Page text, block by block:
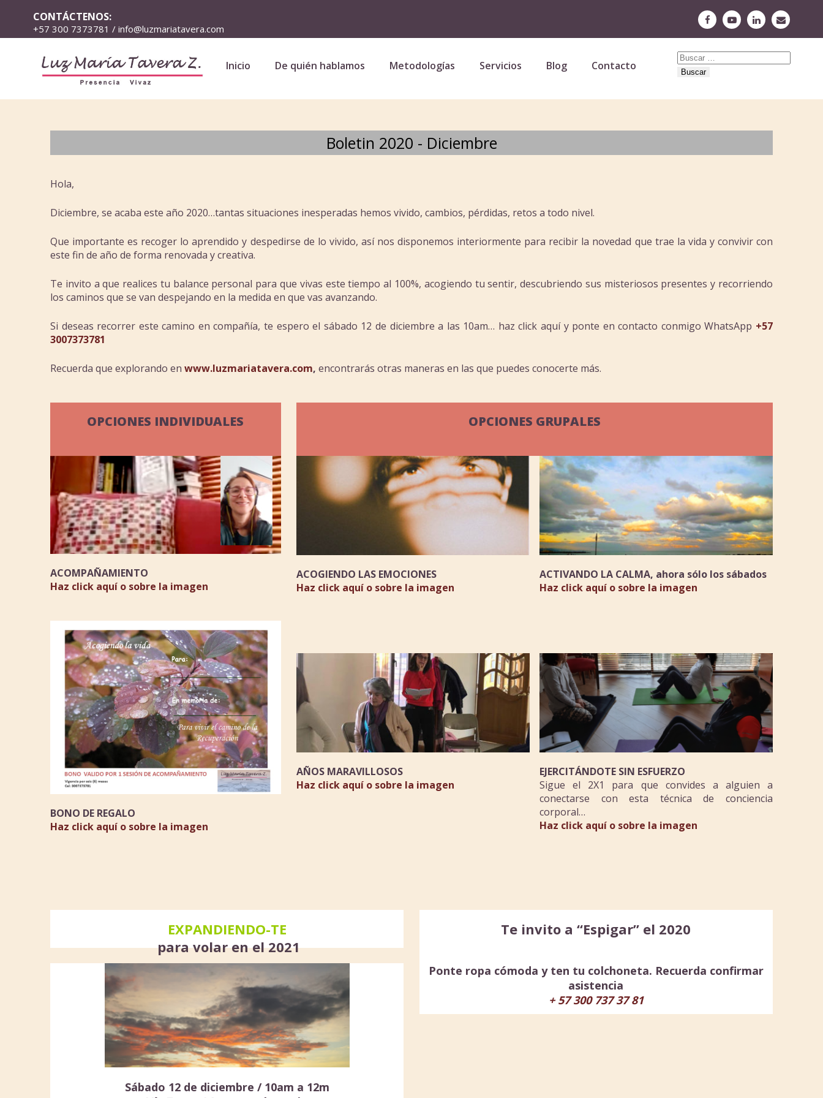
CONTÁCTENOS:
+57 300 7373781 / info@luzmariatavera.com
Inicio De quién hablamos Metodologías Servicios Blog Contacto
Buscar:
Boletin 2020 - Diciembre
Hola,
Diciembre, se acaba este año 2020…tantas situaciones inesperadas hemos vivido, cambios, pérdidas, retos a todo nivel.
Que importante es recoger lo aprendido y despedirse de lo vivido, así nos disponemos interiormente para recibir la novedad que trae la vida y convivir con
este fin de año de forma renovada y creativa.
Te invito a que realices tu balance personal para que vivas este tiempo al 100%, acogiendo tu sentir, descubriendo sus misteriosos presentes y recorriendo
los caminos que se van despejando en la medida en que vas avanzando.
Si deseas recorrer este camino en compañía, te espero el sábado 12 de diciembre a las 10am… haz click aquí y ponte en contacto conmigo WhatsApp +57
3007373781
Recuerda que explorando en www.luzmariatavera.com, encontrarás otras maneras en las que puedes conocerte más.
OPCIONES INDIVIDUALES
ACOMPAÑAMIENTO
Haz click aquí o sobre la imagen
BONO DE REGALO
Haz click aquí o sobre la imagen
OPCIONES GRUPALES
ACOGIENDO LAS EMOCIONES
Haz click aquí o sobre la imagen
ACTIVANDO LA CALMA, ahora sólo los sábados
Haz click aquí o sobre la imagen
AÑOS MARAVILLOSOS
Haz click aquí o sobre la imagen
EJERCITÁNDOTE SIN ESFUERZO
Sigue el 2X1 para que convides a alguien a
conectarse con esta técnica de conciencia
corporal…
Haz click aquí o sobre la imagen
EXPANDIENDO-TE
para volar en el 2021
Te invito a “Espigar” el 2020
Ponte ropa cómoda y ten tu colchoneta. Recuerda confirmar
asistencia
+ 57 300 737 37 81
Sábado 12 de diciembre / 10am a 12m